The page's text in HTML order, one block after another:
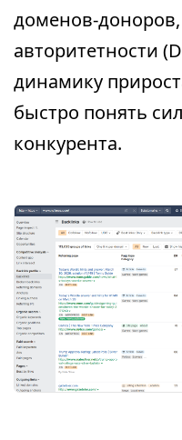
доменов-
авторитетности
динамику
быстро понять
конкурента.